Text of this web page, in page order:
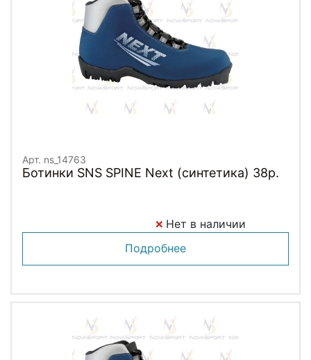
Арт. ns_14763
Ботинки SNS SPINE Next (синтетика) 38р.
Нет в наличии
Подробнее